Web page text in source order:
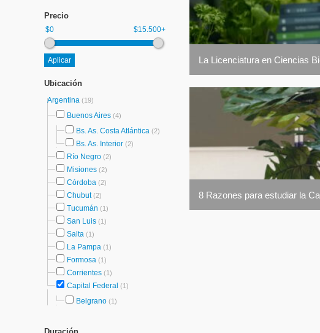
Precio
$0 $15.500+
Ubicación
Argentina (19)
Buenos Aires (4)
Bs. As. Costa Atlántica (2)
Bs. As. Interior (2)
Río Negro (2)
Misiones (2)
Córdoba (2)
Chubut(2)
Tucumán (1)
San Luis (1)
Salta (1)
La Pampa (1)
Formosa (1)
Corrientes (1)
Capital Federal (1)
Belgrano (1)
La Licenciatura en Ciencias
8 Razones para estudiar la